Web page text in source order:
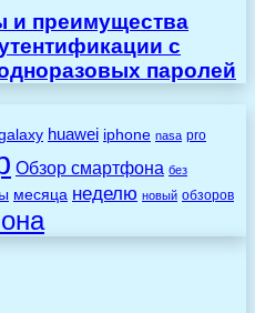
и преимущества
с
паролей
huawei iphone nasa pro
Обзор смартфона без
месяца неделю новый обзоров